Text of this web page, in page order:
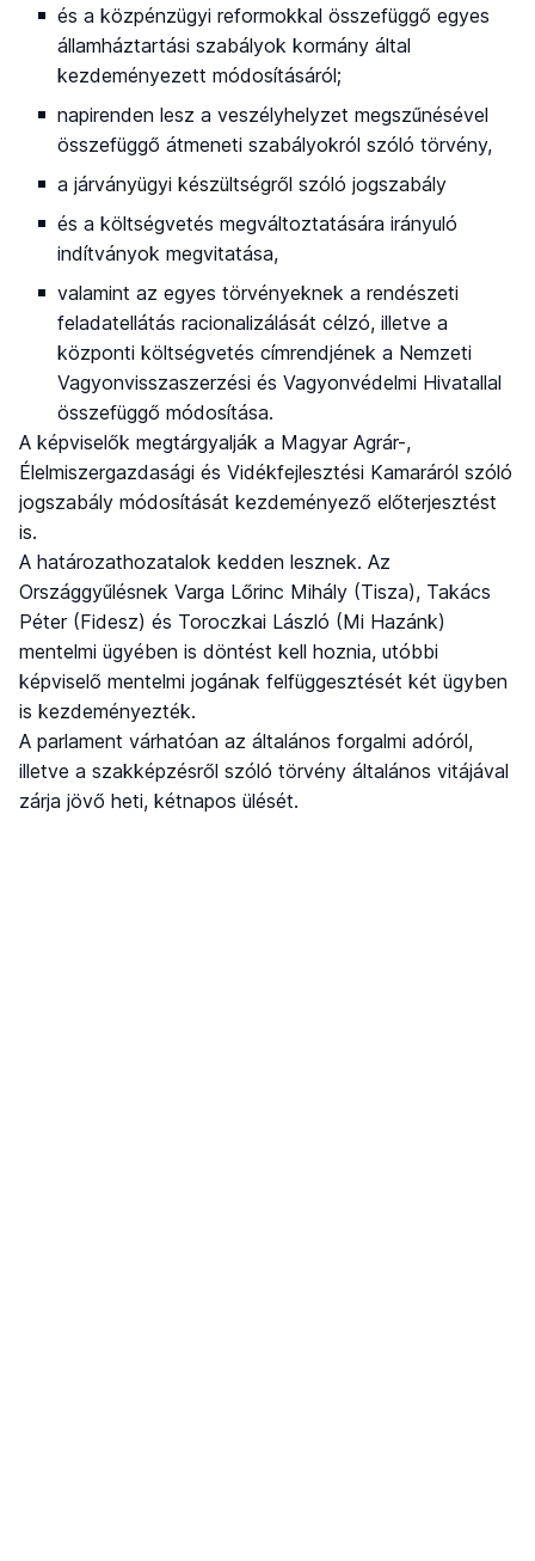
és a közpénzügyi reformokkal összefüggő egyes
államháztartási szabályok kormány által
kezdeményezett módosításáról;
napirenden lesz a veszélyhelyzet megszűnésével
összefüggő átmeneti szabályokról szóló törvény,
a járványügyi készültségről szóló jogszabály
és a költségvetés megváltoztatására irányuló
indítványok megvitatása,
valamint az egyes törvényeknek a rendészeti
feladatellátás racionalizálását célzó, illetve a
központi költségvetés címrendjének a Nemzeti
Vagyonvisszaszerzési és Vagyonvédelmi Hivatallal
összefüggő módosítása.
A képviselők megtárgyalják a Magyar Agrár-,
Élelmiszergazdasági és Vidékfejlesztési Kamaráról szóló
jogszabály módosítását kezdeményező előterjesztést
is.
A határozathozatalok kedden lesznek. Az
Országgyűlésnek Varga Lőrinc Mihály (Tisza), Takács
Péter (Fidesz) és Toroczkai László (Mi Hazánk)
mentelmi ügyében is döntést kell hoznia, utóbbi
képviselő mentelmi jogának felfüggesztését két ügyben
is kezdeményezték.
A parlament várhatóan az általános forgalmi adóról,
illetve a szakképzésről szóló törvény általános vitájával
zárja jövő heti, kétnapos ülését.